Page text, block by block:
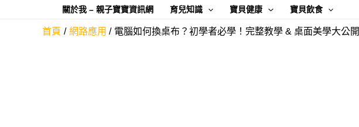
關於我 – 親子寶寶資訊網 育兒知識 寶貝健康 寶貝飲食
首頁 網路應用 電腦如何換桌布？初學者必學！完整教學 & 桌面美學大公開